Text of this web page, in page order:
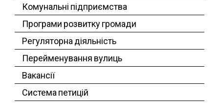
Комунальні підприємства
Програми розвитку громади
Регуляторна діяльність
Перейменування вулиць
Вакансії
Система петицій